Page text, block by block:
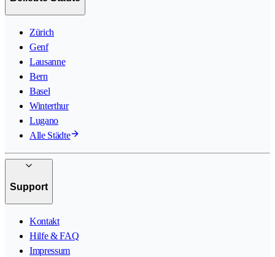
Zürich
Genf
Lausanne
Bern
Basel
Winterthur
Lugano
Alle Städte
Support
Kontakt
Hilfe & FAQ
Impressum